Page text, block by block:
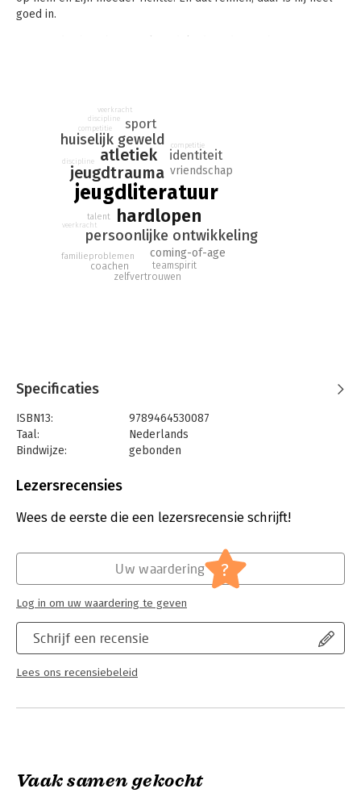
goed in.
team. Coach is ervan overtuigd dat hij een briljante sprinter
zou kunnen worden. Maar dan moet hij wel binnen de lijnen
blijven lopen. En dat is soms vreselijk moeilijk…
Jason Reynolds is National Ambassador for Young People’s
Literature in de VS. Hij won verschillende belangrijke prijzen
voor zijn werk, waaronder de Carnegie Medal – de Gouden
Griffel van de Verenigde Staten.
jeugdliteratuur
hardlopen
jeugdtrauma
atletiek
persoonlijke ontwikkeling
huiselijk geweld
sport
identiteit
vriendschap
coming-of-age
teamspirit
zelfvertrouwen
coachen
familieproblemen
talent
competitie
discipline
veerkracht
competitie
discipline
veerkracht
Specificaties
ISBN13:
9789464530087
Taal:
Nederlands
Bindwijze:
gebonden
Uitgever:
Verschijningsdatum:
28-9-2022
Lezersrecensies
Wees de eerste die een lezersrecensie schrijft!
Schrijf een recensie
Lees ons recensiebeleid
Uw waardering ?
Log in om uw waardering te geven
Vaak samen gekocht